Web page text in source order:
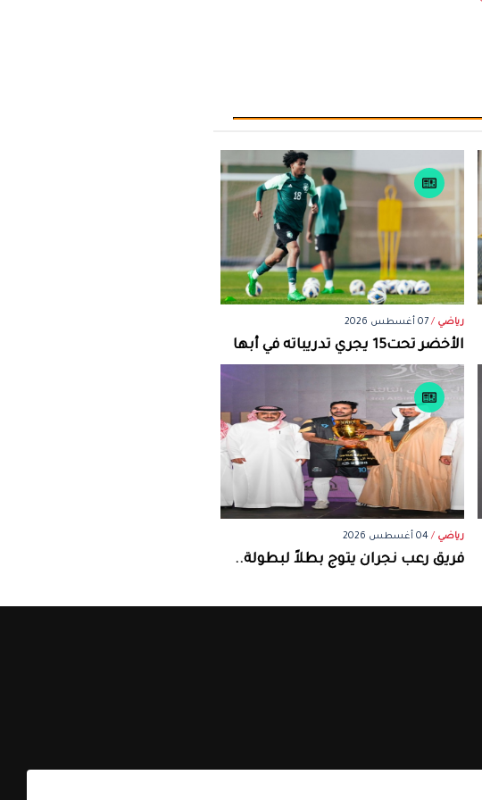
رياضي / 07 أغسطس 2026
الأخضر تحت15 يجري تدريباته في أبها
رياضي / 04 أغسطس 2026
فريق رعب نجران يتوج بطلاً لبطولة..